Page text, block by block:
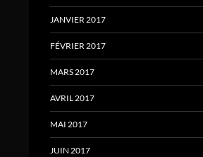
JANVIER 2017
FÉVRIER 2017
MARS 2017
AVRIL 2017
MAI 2017
JUIN 2017